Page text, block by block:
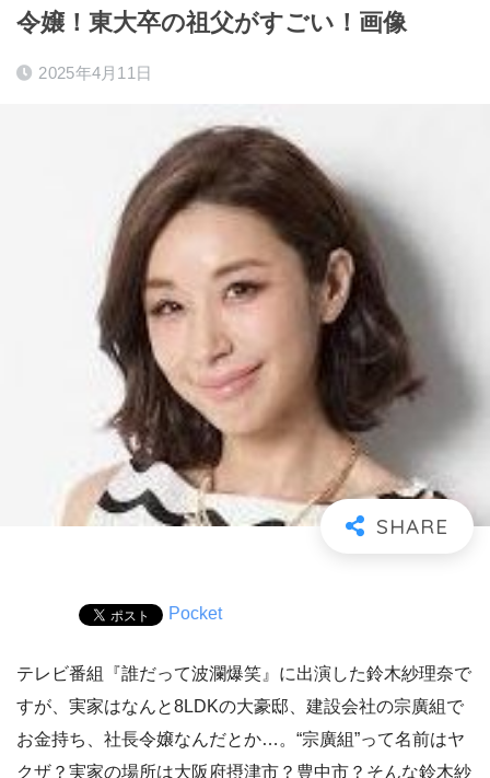
令嬢！東大卒の祖父がすごい！画像
2025年4月11日
Pocket
テレビ番組『誰だって波瀾爆笑』に出演した鈴木紗理奈で
すが、実家はなんと8LDKの大豪邸、建設会社の宗廣組で
お金持ち、社長令嬢なんだとか…。“宗廣組”って名前はヤ
クザ？実家の場所は大阪府摂津市？豊中市？そんな鈴木紗